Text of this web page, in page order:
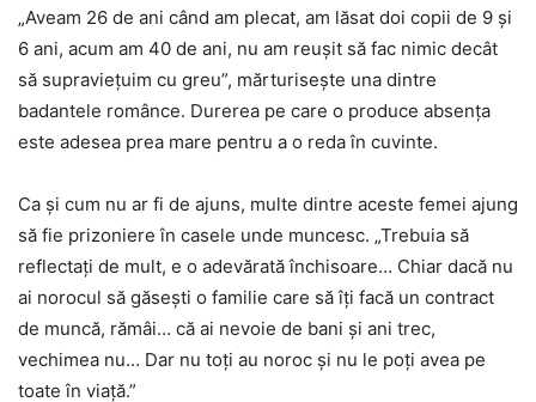
„Aveam 26 de ani când am plecat, am lăsat doi copii de 9 și
6 ani, acum am 40 de ani, nu am reușit să fac nimic decât
să supraviețuim cu greu”, mărturisește una dintre
badantele românce. Durerea pe care o produce absența
este adesea prea mare pentru a o reda în cuvinte.
Ca și cum nu ar fi de ajuns, multe dintre aceste femei ajung
să fie prizoniere în casele unde muncesc. „Trebuia să
reflectați de mult, e o adevărată închisoare… Chiar dacă nu
ai norocul să găsești o familie care să îți facă un contract
de muncă, rămâi… că ai nevoie de bani și ani trec,
vechimea nu… Dar nu toți au noroc și nu le poți avea pe
toate în viață.”